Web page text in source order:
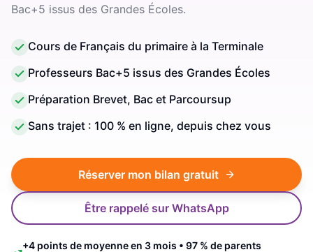
Bac+5 issus des Grandes Écoles.
Cours de Français du primaire à la Terminale
Professeurs Bac+5 issus des Grandes Écoles
Préparation Brevet, Bac et Parcoursup
Sans trajet : 100 % en ligne, depuis chez vous
Réserver mon bilan gratuit
Être rappelé sur WhatsApp
+4 points de moyenne en 3 mois • 97 % de parents